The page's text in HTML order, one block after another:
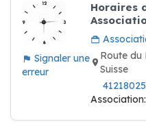
Signaler une
erreur
Horaires
Route du
Suisse